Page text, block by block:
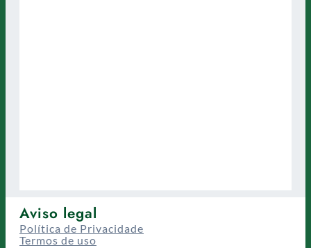
Aviso legal
Política de Privacidade
Termos de uso